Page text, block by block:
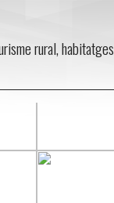
rural, habitatges